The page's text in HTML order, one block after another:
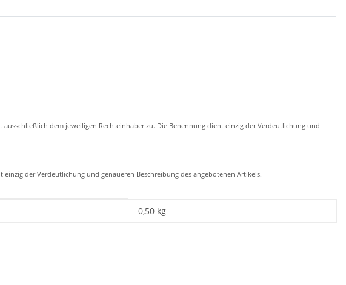
dem jeweiligen Rechteinhaber zu. Die Benennung dient einzig der Verdeutlichung und
der Verdeutlichung und genaueren Beschreibung des angebotenen Artikels.
0,50 kg